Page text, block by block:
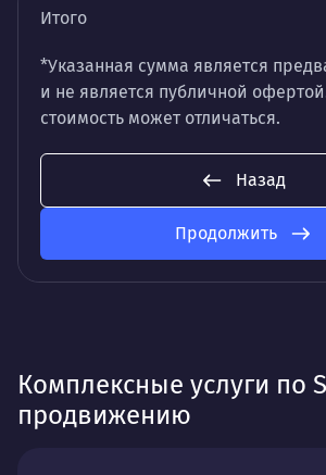
Итого
*Указанная сумма является
и не является публичной
стоимость может отличаться.
Назад
Продолжить
Комплексные услуги по
продвижению